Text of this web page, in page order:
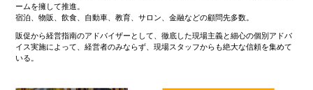
ームを擁して推進。
宿泊、物販、飲食、自動車、教育、サロン、金融などの顧問先多数。
販促から経営指南のアドバイザーとして、徹底した現場主義と細心の個別アドバ
イス実施によって、経営者のみならず、現場スタッフからも絶大な信頼を集めて
いる。